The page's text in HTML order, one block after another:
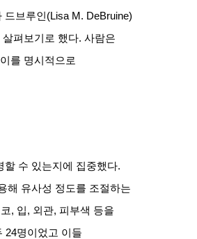
드브루인(Lisa M. DeBruine)
펴보기로 했다. 사람은
를 명시적으로
할 수 있는지에 집중했다.
해 유사성 정도를 조절하는
코, 입, 외관, 피부색 등을
24명이었고 이들